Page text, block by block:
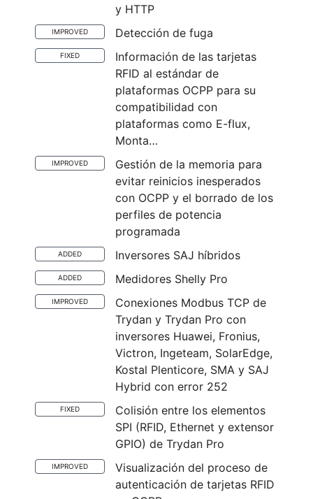
y HTTP
IMPROVED Detección de fuga
FIXED
Información de las tarjetas
RFID al estándar de
plataformas OCPP para su
compatibilidad con
plataformas como E-flux,
Monta…
IMPROVED
Gestión de la memoria para
evitar reinicios inesperados
con OCPP y el borrado de los
perfiles de potencia
programada
ADDED Inversores SAJ híbridos
ADDED Medidores Shelly Pro
IMPROVED
Conexiones Modbus TCP de
Trydan y Trydan Pro con
inversores Huawei, Fronius,
Victron, Ingeteam, SolarEdge,
Kostal Plenticore, SMA y SAJ
Hybrid con error 252
FIXED
Colisión entre los elementos
SPI (RFID, Ethernet y extensor
GPIO) de Trydan Pro
IMPROVED
Visualización del proceso de
autenticación de tarjetas RFID